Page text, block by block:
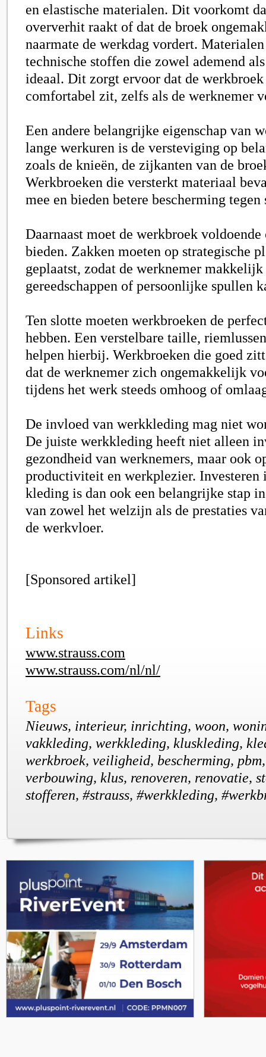
en elastische materialen. Dit voorkomt
oververhit raakt of dat de broek
naarmate de werkdag vordert.
technische stoffen die zowel ademend
ideaal. Dit zorgt ervoor dat de
comfortabel zit, zelfs als de werknemer
Een andere belangrijke eigenschap van
lange werkuren is de versteviging op
zoals de knieën, de zijkanten van de
Werkbroeken die versterkt materiaal
mee en bieden betere bescherming
Daarnaast moet de werkbroek
bieden. Zakken moeten op strategische
geplaatst, zodat de werknemer
gereedschappen of persoonlijke spullen
Ten slotte moeten werkbroeken de
hebben. Een verstelbare taille,
helpen hierbij. Werkbroeken die goed
dat de werknemer zich ongemakkelijk
tijdens het werk steeds omhoog of
De invloed van werkkleding mag niet
De juiste werkkleding heeft niet alleen
gezondheid van werknemers, maar ook
productiviteit en werkplezier. Investeren
kleding is dan ook een belangrijke stap
van zowel het welzijn als de prestaties
de werkvloer.
[Sponsored artikel]
Links
www.strauss.com
www.strauss.com/nl/nl/
Tags
Nieuws, interieur, inrichting, woon,
vakkleding, werkkleding, kluskleding,
werkbroek, veiligheid, bescherming,
verbouwing, klus, renoveren, renovatie,
stofferen, #strauss, #werkkleding,